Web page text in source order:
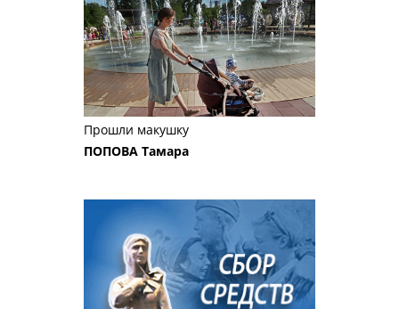
Прошли макушку
ПОПОВА Тамара